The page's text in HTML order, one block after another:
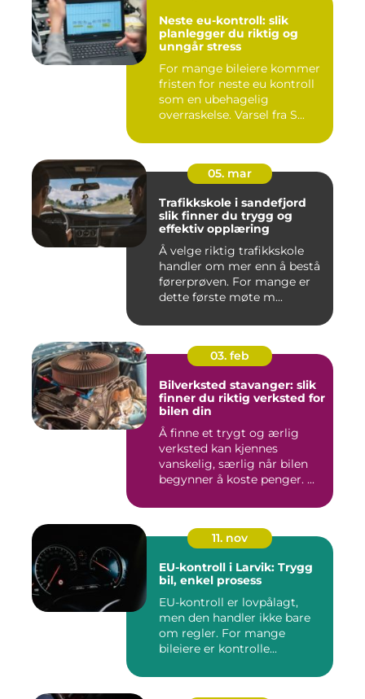
Neste eu-kontroll: slik
planlegger du riktig og
unngår stress
For mange bileiere kommer
fristen for neste eu kontroll
som en ubehagelig
overraskelse. Varsel fra S...
05. mar
Trafikkskole i sandefjord
slik finner du trygg og
effektiv opplæring
Å velge riktig trafikkskole
handler om mer enn å bestå
førerprøven. For mange er
dette første møte m...
03. feb
Bilverksted stavanger: slik
finner du riktig verksted for
bilen din
Å finne et trygt og ærlig
verksted kan kjennes
vanskelig, særlig når bilen
begynner å koste penger. ...
11. nov
EU-kontroll i Larvik: Trygg
bil, enkel prosess
EU-kontroll er lovpålagt,
men den handler ikke bare
om regler. For mange
bileiere er kontrolle...